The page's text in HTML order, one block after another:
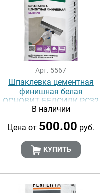
Арт. 5567
Шпаклевка цементная
финишная белая
ОСНОВИТ БЕЛСИЛК РС32
W
В наличии
Цена от 500.00 руб.
КУПИТЬ